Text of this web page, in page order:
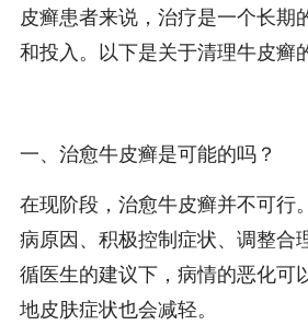
皮癣患者来说，治疗是一个长期
和投入。以下是关于清理牛皮癣
一、治愈牛皮癣是可能的吗？
在现阶段，治愈牛皮癣并不可行
病原因、积极控制症状、调整合
循医生的建议下，病情的恶化可
地皮肤症状也会减轻。